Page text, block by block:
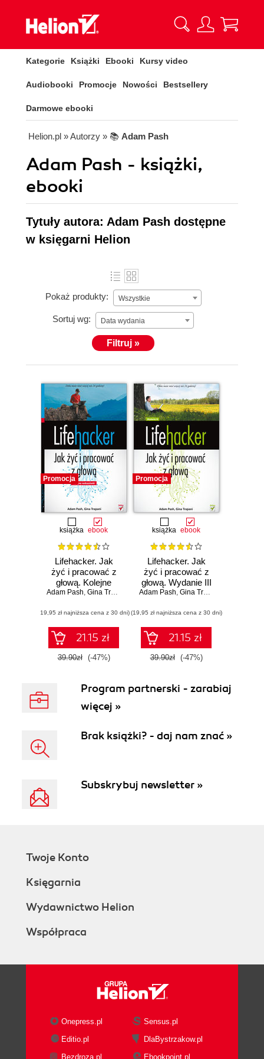
Kategorie Książki Ebooki Kursy video
Audiobooki Promocje Nowości Bestsellery
Darmowe ebooki
Helion.pl » Autorzy » 📚 Adam Pash
Adam Pash - książki,
ebooki
Tytuły autora: Adam Pash dostępne
w księgarni Helion
Pokaż produkty: Wszystkie
Sortuj wg: Data wydania
Filtruj »
Promocja
książka ebook
Lifehacker. Jak
żyć i pracować z
głową. Kolejne
wskazówki
Adam Pash, Gina Trapani
(19,95 zł najniższa cena z 30 dni)
21.15 zł
39.90zł (-47%)
Promocja
książka ebook
Lifehacker. Jak
żyć i pracować z
głową. Wydanie III
Adam Pash, Gina Trapani
(19,95 zł najniższa cena z 30 dni)
21.15 zł
39.90zł (-47%)
Program partnerski - zarabiaj
więcej »
Brak książki? - daj nam znać »
Subskrybuj newsletter »
Twoje Konto
Księgarnia
Wydawnictwo Helion
Współpraca
Onepress.pl
Sensus.pl
Editio.pl
DlaBystrzakow.pl
Bezdroza.pl
Ebookpoint.pl